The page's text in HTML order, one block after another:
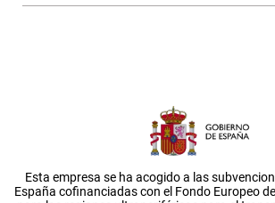
Esta empresa se ha acogido a las
España cofinanciadas con el Fondo Europeo